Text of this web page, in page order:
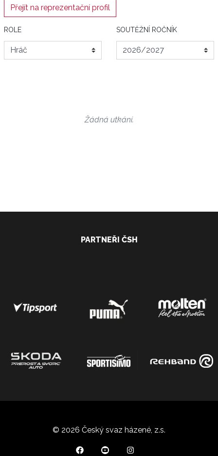
Přejít na reprezentační profil
ROLE SOUTĚŽNÍ ROČNÍK
Žádná utkání.
PARTNEŘI ČSH
© 2026 Český svaz házené, z.s.